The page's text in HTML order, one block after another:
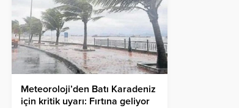
Meteoroloji’den Batı Karadeniz
için kritik uyarı: Fırtına geliyor